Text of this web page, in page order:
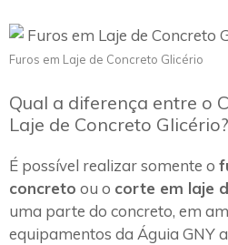
Furos em Laje de Concreto Glicério
Qual a diferença entre o
Laje de Concreto Glicério?
É possível realizar somente o
concreto ou o corte em laje
uma parte do concreto, em
equipamentos da Águia GNY